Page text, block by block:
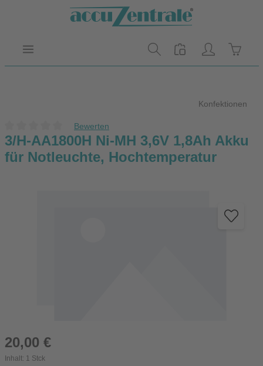
Zum Hauptinhalt springen
Konfektionen
Durchschnittliche Bewertung von 0 von 5 Sternen
Bewerten
3/H-AA1800H Ni-MH 3,6V 1,8Ah Akku
für Notleuchte, Hochtemperatur
Regulärer Preis:
20,00 €
Inhalt: 1 Stck